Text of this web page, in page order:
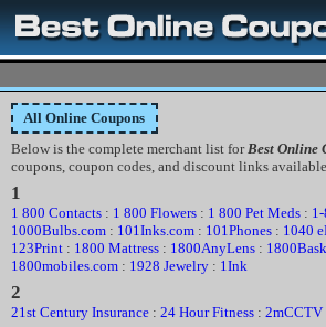
All Online Coupons
Below is the complete merchant list forBest Online
coupons, coupon codes, and discount links
1
1 800 Contacts : 1 800 Flowers : 1 800 Pet Meds :
1000Bulbs.com : 101Inks.com : 101Phones : 1040
123Print : 1800 Mattress : 1800AnyLens :
1800mobiles.com : 1928 Jewelry : 1Ink
2
21st Century Insurance : 24 Hour Fitness : 2mCCTV